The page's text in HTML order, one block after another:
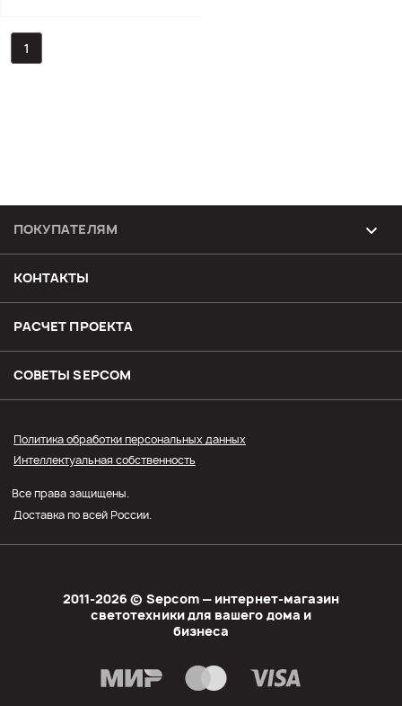
1
ПОКУПАТЕЛЯМ
Возврат и обмен товара
Доставка
Оплата
Оптовым покупателям
Личный кабинет
КОНТАКТЫ
РАСЧЕТ ПРОЕКТА
СОВЕТЫ SЕPCOM
2011-2026 © Sеpcom — интернет-магазин
светотехники для вашего дома и
бизнеса
Политика обработки персональных данных
Интеллектуальная собственность
Все права защищены.
Доставка по всей России.